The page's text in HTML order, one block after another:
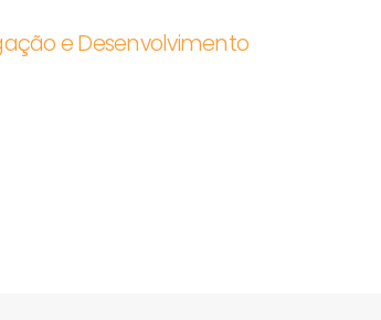
e Desenvolvimento